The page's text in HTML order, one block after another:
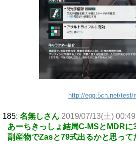
http://egg.5ch.net/test/
185: 名無しさん 2019/07/13(土)
あーちきっしょ結局C-MSとMDRに
副産物でZasと79式出るかと思っ